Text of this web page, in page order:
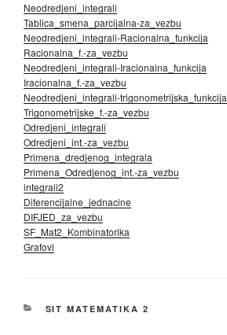
Neodredjeni_integrali
Tablica_smena_parcijalna-za_vezbu
Neodredjeni_integrali-Racionalna_funkcija
Racionalna_f.-za_vezbu
Neodredjeni_integrali-Iracionalna_funkcija
Iracionalna_f.-za_vezbu
Neodredjeni_integrali-trigonometrijska_funkcija
Trigonometrijske_f.-za_vezbu
Odredjeni_integrali
Odredjeni_int.-za_vezbu
Primena_dredjenog_integrala
Primena_Odredjenog_int.-za_vezbu
integrali2
Diferencijalne_jednacine
DIFJED_za_vezbu
SF_Mat2_Kombinatorika
Grafovi
KATEGORIJE
SIT MATEMATIKA 2